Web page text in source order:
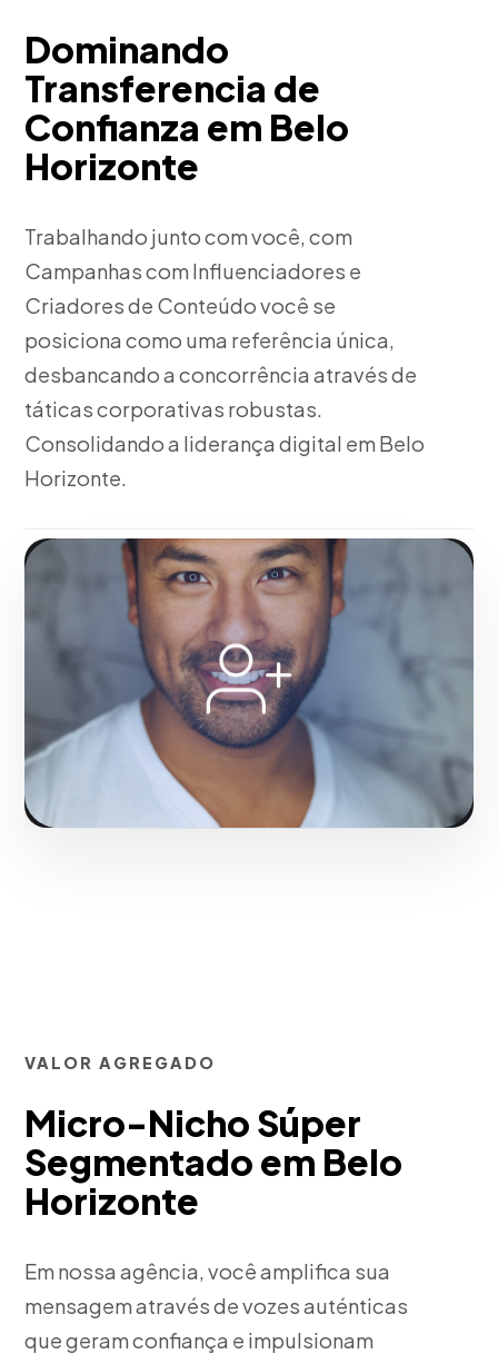
Dominando
Transferencia de
Confianza em Belo
Horizonte
Trabalhando junto com você, com
Campanhas com Influenciadores e
Criadores de Conteúdo você se
posiciona como uma referência única,
desbancando a concorrência através de
táticas corporativas robustas.
Consolidando a liderança digital em Belo
Horizonte.
Fase 1:
A partir da nossa experiência, pesquisa de
mercado e levantamento de requisitos. Tudo isso
voltado para o crescimento da sua empresa em Belo
Horizonte.
Solicitar serviço
VALOR AGREGADO
Micro-Nicho Súper
Segmentado em Belo
Horizonte
Em nossa agência, você amplifica sua
mensagem através de vozes auténticas
que geram confiança e impulsionam